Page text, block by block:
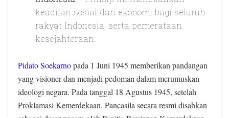
keadilan sosial dan ekonomi bagi seluruh
rakyat Indonesia, serta pemerataan
kesejahteraan.
Pidato Soekarnopada 1 Juni 1945 memberikan pandangan
yang visioner dan menjadi pedoman dalam merumuskan
ideologi negara. Pada tanggal 18 Agustus 1945, setelah
Proklamasi Kemerdekaan, Pancasila secara resmi disahkan